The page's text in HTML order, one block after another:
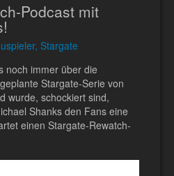
Podcast mit
Stargate
noch immer über die
Stargate-Serie von
wurde, schockiert sind,
Shanks den Fans eine
einen Stargate-Rewatch-